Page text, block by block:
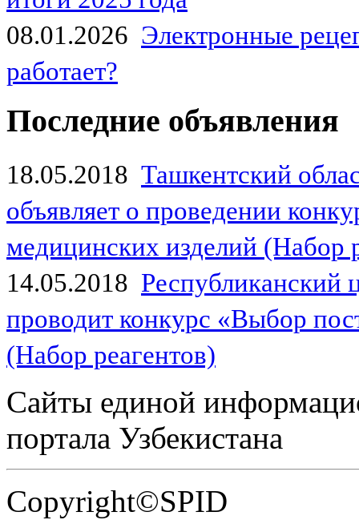
08.01.2026 Электронные
работает?
Последние объявления
18.05.2018 Ташкентский
объявляет о проведении
медицинских изделий (Набор
14.05.2018
проводит конкурс «Выбор
(Набор реагентов)
Сайты единой
портала Узбекистана
Copyright©SPID